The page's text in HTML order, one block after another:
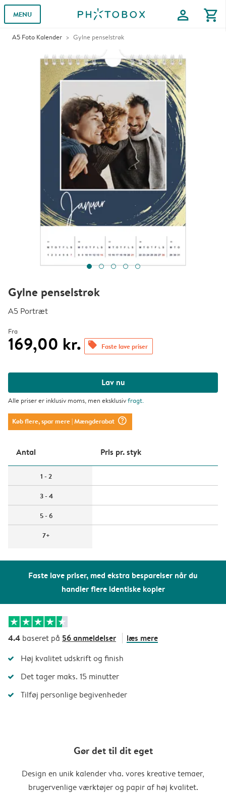
MENU profile shopping_cart
A5 Foto Kalender Gylne penselstrøk
Faste lave priser, med ekstra besparelser når du
handler flere identiske kopier
Gylne penselstrøk
A5 Portræt
Fra
169,00 kr. offers Faste lave priser
Lav nu
Alle priser er inklusiv moms, men eksklusivfragt.
Køb flere, spar mere| Mængderabat question_mark_circle
Antal Pris pr. styk
1 - 2
3 - 4
5 - 6
7+
4.4 baseret på 56 anmeldelser læs mere
Høj kvalitet udskrift og finish
Det tager maks. 15 minutter
Tilføj personlige begivenheder
Gør det til dit eget
Design en unik kalender vha. vores kreative temaer,
brugervenlige værktøjer og papir af høj kvalitet.